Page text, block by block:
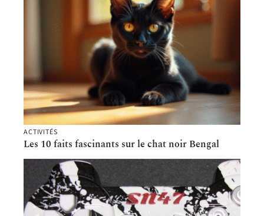
ACTIVITÉS
Les 10 faits fascinants sur le chat noir Bengal